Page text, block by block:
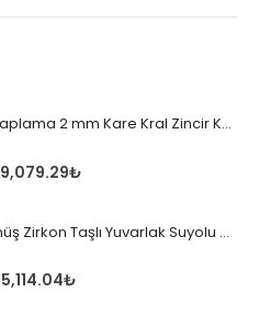
14 Ayar Altın Kaplama 2 mm Kare Kral Zincir Kolye
9,079.29₺
925 Ayar Gümüş Zirkon Taşlı Yuvarlak Suyolu Bileklik
5,114.04₺